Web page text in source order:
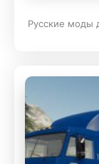
Русские моды